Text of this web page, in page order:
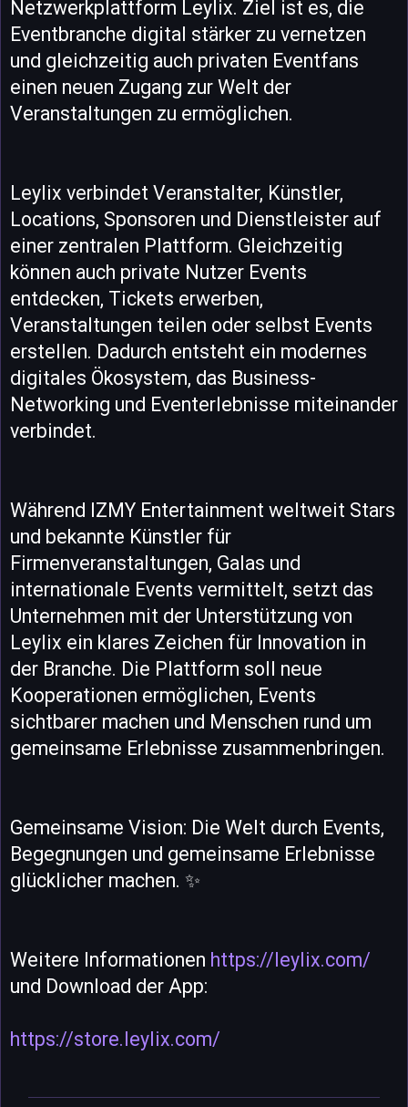
Netzwerkplattform Leylix. Ziel ist es, die
Eventbranche digital stärker zu vernetzen
und gleichzeitig auch privaten Eventfans
einen neuen Zugang zur Welt der
Veranstaltungen zu ermöglichen.
Leylix verbindet Veranstalter, Künstler,
Locations, Sponsoren und Dienstleister auf
einer zentralen Plattform. Gleichzeitig
können auch private Nutzer Events
entdecken, Tickets erwerben,
Veranstaltungen teilen oder selbst Events
erstellen. Dadurch entsteht ein modernes
digitales Ökosystem, das Business-
Networking und Eventerlebnisse miteinander
verbindet.
Während IZMY Entertainment weltweit Stars
und bekannte Künstler für
Firmenveranstaltungen, Galas und
internationale Events vermittelt, setzt das
Unternehmen mit der Unterstützung von
Leylix ein klares Zeichen für Innovation in
der Branche. Die Plattform soll neue
Kooperationen ermöglichen, Events
sichtbarer machen und Menschen rund um
gemeinsame Erlebnisse zusammenbringen.
Gemeinsame Vision: Die Welt durch Events,
Begegnungen und gemeinsame Erlebnisse
glücklicher machen. ✨
Weitere Informationen https://leylix.com/
und Download der App:
https://store.leylix.com/